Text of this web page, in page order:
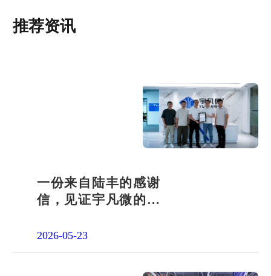
推荐资讯
一份来自陆丰的感谢
信，见证宇凡微的社
2026-05-23